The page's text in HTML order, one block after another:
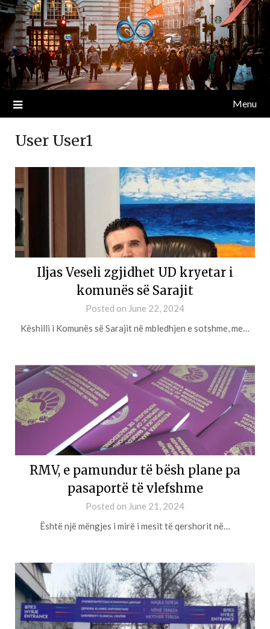
Menu
User User1
Iljas Veseli zgjidhet UD kryetar i
komunës së Sarajit
Posted on June 22, 2024
Këshilli i Komunës së Sarajit në mbledhjen e sotshme, me…
RMV, e pamundur të bësh plane pa
pasaportë të vlefshme
Posted on June 21, 2024
Është një mëngjes i mirë i mesit të qershorit në…